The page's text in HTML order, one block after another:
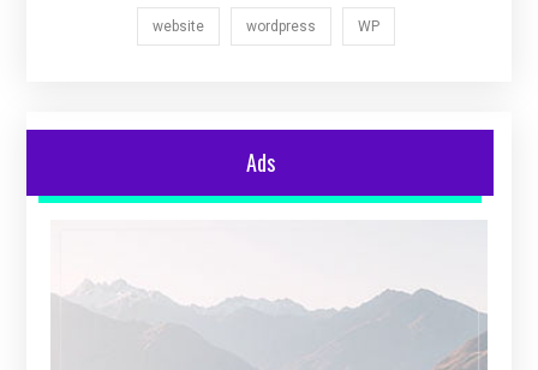
website wordpress WP
Ads